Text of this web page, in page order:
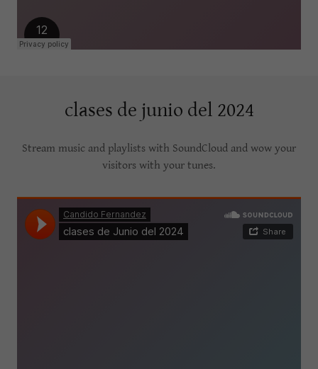
clases de junio del 2024
Stream music and playlists with SoundCloud and wow your
visitors with your tunes.